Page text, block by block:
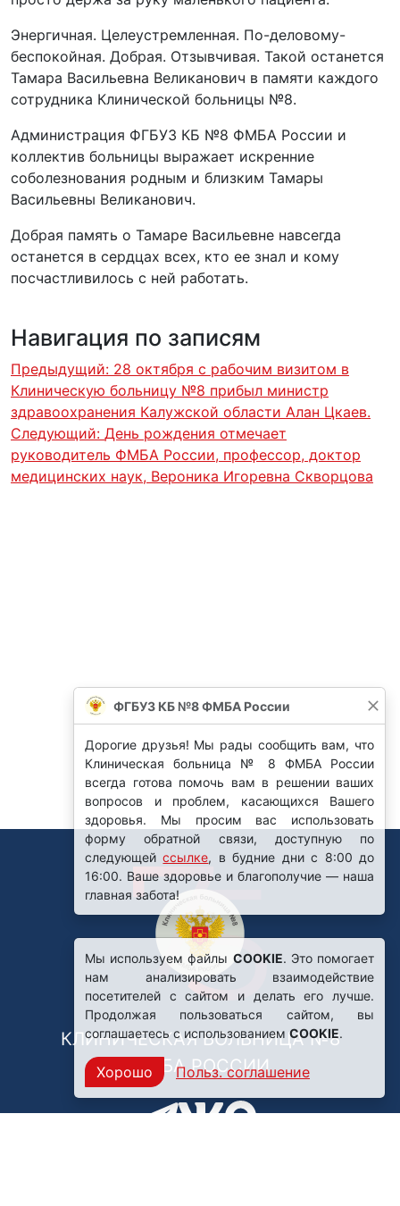
Энергичная. Целеустремленная. По-деловому-
беспокойная. Добрая. Отзывчивая. Такой останется
Тамара Васильевна Великанович в памяти каждого
сотрудника Клинической больницы №8.
Администрация ФГБУЗ КБ №8 ФМБА России и
коллектив больницы выражает искренние
соболезнования родным и близким Тамары
Васильевны Великанович.
Добрая память о Тамаре Васильевне навсегда
останется в сердцах всех, кто ее знал и кому
посчастливилось с ней работать.
Навигация по записям
Предыдущий: 28 октября с рабочим визитом в
Клиническую больницу №8 прибыл министр
здравоохранения Калужской области Алан Цкаев.
Следующий: День рождения отмечает
руководитель ФМБА России, профессор, доктор
медицинских наук, Вероника Игоревна Скворцова
КЛИНИЧЕСКАЯ БОЛЬНИЦА №8
ФМБА РОССИИ
Мы используем файлы COOKIE. Это помогает
нам анализировать взаимодействие
посетителей с сайтом и делать его лучше.
Продолжая пользоваться сайтом, вы
соглашаетесь с использованиемCOOKIE.
Хорошо Польз. соглашение